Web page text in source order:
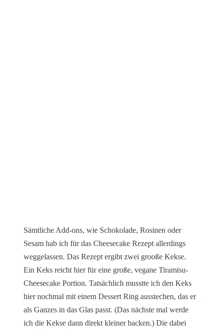
Sämtliche Add-ons, wie Schokolade, Rosinen oder
Sesam hab ich für das Cheesecake Rezept allerdings
weggelassen. Das Rezept ergibt zwei grooße Kekse.
Ein Keks reicht hier für eine große, vegane Tiramisu-
Cheesecake Portion. Tatsächlich musstte ich den Keks
hier nochmal mit einem Dessert Ring ausstechen, das er
als Ganzes in das Glas passt. (Das nächste mal werde
ich die Kekse dann direkt kleiner backen.) Die dabei